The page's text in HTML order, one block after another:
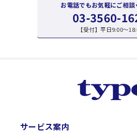
お電話でもお気軽にご相談
03-3560-
【受付】平日9:00〜
サービス案内